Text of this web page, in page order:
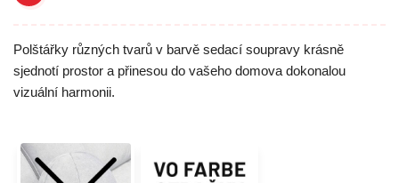
Polštářky různých tvarů v barvě sedací soupravy krásně
sjednotí prostor a přinesou do vašeho domova dokonalou
vizuální harmonii.